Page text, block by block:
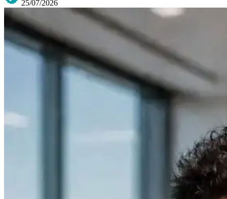
25/07/2026